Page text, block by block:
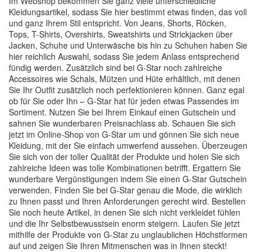
Kleidungsartikel, sodass Sie hier bestimmt etwas finden, das voll
und ganz Ihrem Stil entspricht. Von Jeans, Shorts, Röcken,
Tops, T-Shirts, Overshirts, Sweatshirts und Strickjacken über
Jacken, Schuhe und Unterwäsche bis hin zu Schuhen haben Sie
hier reichlich Auswahl, sodass Sie jedem Anlass entsprechend
fündig werden. Zusätzlich sind bei G-Star noch zahlreiche
Accessoires wie Schals, Mützen und Hüte erhältlich, mit denen
Sie Ihr Outfit zusätzlich noch perfektionieren können. Ganz egal
ob für Sie oder Ihn – G-Star hat für jeden etwas Passendes im
Sortiment. Nutzen Sie bei Ihrem Einkauf einen Gutschein und
sahnen Sie wunderbaren Preisnachlass ab. Schauen Sie sich
jetzt im Online-Shop von G-Star um und gönnen Sie sich neue
Kleidung, mit der Sie einfach umwerfend aussehen. Überzeugen
Sie sich von der toller Qualität der Produkte und holen Sie sich
zahlreiche Ideen was tolle Kombinationen betrifft. Ergattern Sie
wunderbare Vergünstigungen indem Sie einen G-Star Gutschein
verwenden. Finden Sie bei G-Star genau die Mode, die wirklich
zu Ihnen passt und Ihren Anforderungen gerecht wird. Bestellen
Sie noch heute Artikel, in denen Sie sich nicht verkleidet fühlen
und die Ihr Selbstbewusstsein enorm steigern. Laufen Sie jetzt
mithilfe der Produkte von G-Star zu unglaublichen Höchstformen
auf und zeigen Sie Ihren Mitmenschen was in Ihnen steckt!